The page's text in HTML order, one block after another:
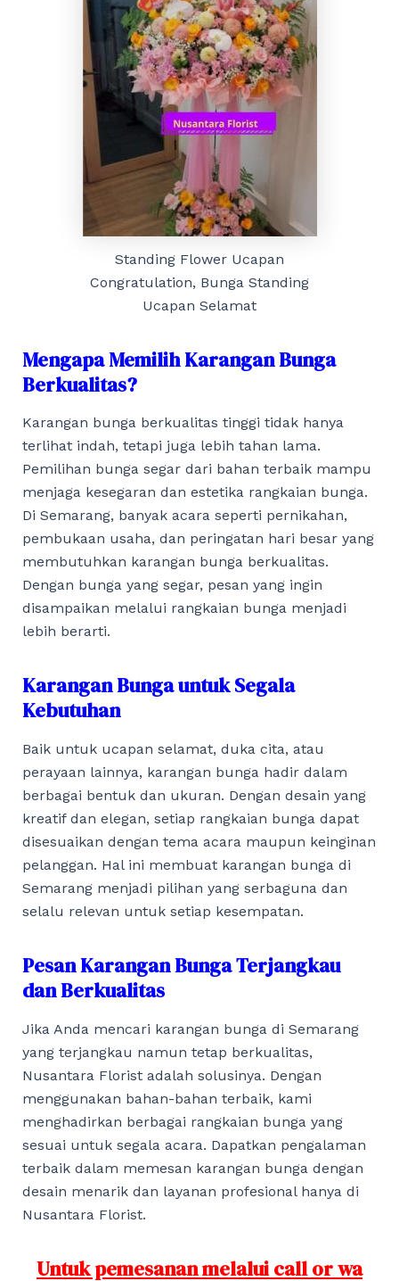
Standing Flower Ucapan
Congratulation, Bunga Standing
Ucapan Selamat
Mengapa Memilih Karangan Bunga
Berkualitas?
Karangan bunga berkualitas tinggi tidak hanya
terlihat indah, tetapi juga lebih tahan lama.
Pemilihan bunga segar dari bahan terbaik mampu
menjaga kesegaran dan estetika rangkaian bunga.
Di Semarang, banyak acara seperti pernikahan,
pembukaan usaha, dan peringatan hari besar yang
membutuhkan karangan bunga berkualitas.
Dengan bunga yang segar, pesan yang ingin
disampaikan melalui rangkaian bunga menjadi
lebih berarti.
Karangan Bunga untuk Segala
Kebutuhan
Baik untuk ucapan selamat, duka cita, atau
perayaan lainnya, karangan bunga hadir dalam
berbagai bentuk dan ukuran. Dengan desain yang
kreatif dan elegan, setiap rangkaian bunga dapat
disesuaikan dengan tema acara maupun keinginan
pelanggan. Hal ini membuat karangan bunga di
Semarang menjadi pilihan yang serbaguna dan
selalu relevan untuk setiap kesempatan.
Pesan Karangan Bunga Terjangkau
dan Berkualitas
Jika Anda mencari karangan bunga di Semarang
yang terjangkau namun tetap berkualitas,
Nusantara Florist adalah solusinya. Dengan
menggunakan bahan-bahan terbaik, kami
menghadirkan berbagai rangkaian bunga yang
sesuai untuk segala acara. Dapatkan pengalaman
terbaik dalam memesan karangan bunga dengan
desain menarik dan layanan profesional hanya di
Nusantara Florist.
Untuk pemesanan melalui call or wa